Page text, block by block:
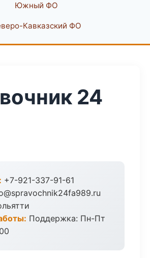
Южный ФО
Кавказский ФО
24
+7-921-337-91-61
Поддержка: Пн-Пт